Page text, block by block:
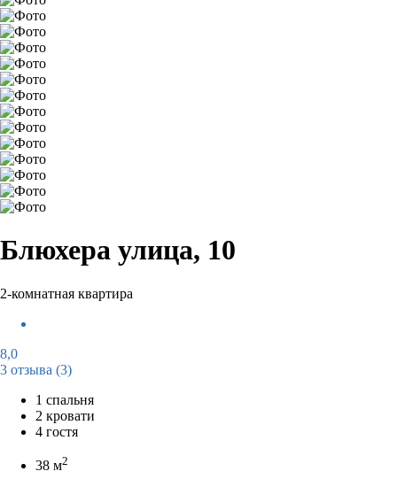
Блюхера улица, 10
2-комнатная квартира
8,0
3 отзыва (3)
1 спальня
2 кровати
4 гостя
38 м2